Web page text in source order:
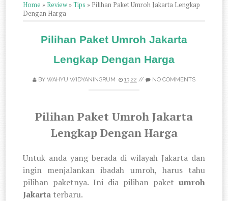
Home » Review»Tips » Pilihan Paket Umroh Jakarta Lengkap
Dengan Harga
Pilihan Paket Umroh Jakarta
Lengkap Dengan Harga
BY WAHYU WIDYANINGRUM 13.22 // NO COMMENTS
Pilihan Paket Umroh Jakarta
Lengkap Dengan Harga
Untuk anda yang berada di wilayah Jakarta dan
ingin menjalankan ibadah umroh, harus tahu
pilihan paketnya. Ini dia pilihan paket umroh
Jakarta terbaru.